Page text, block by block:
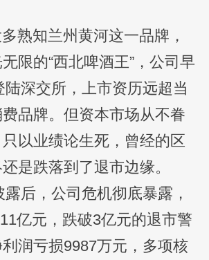
熟知兰州黄河这一品牌，
限的“西北啤酒王”，公司早
陆深交所，上市资历远超当
费品牌。但资本市场从不眷
以业绩论生死，曾经的区
是跌落到了退市边缘。
后，公司危机彻底暴露，
亿元，跌破3亿元的退市警
润亏损9987万元，多项核